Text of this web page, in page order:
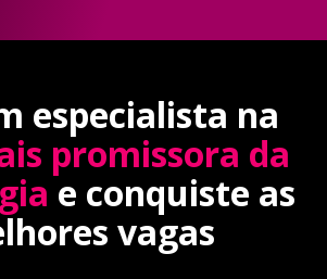
especialista na
promissora da
e conquiste as
vagas